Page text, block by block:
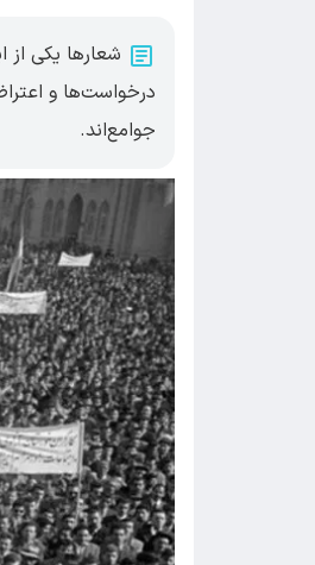
شعارها یکی از
درخواست‌ها و
جوامع‌اند.